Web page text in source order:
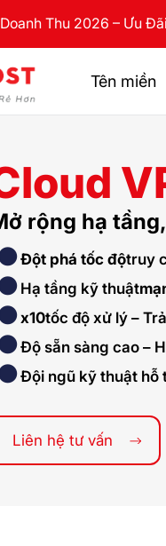
Thu 2026 – Ưu
Tên miền
rộng hạ
Đột phá tốc độtruy
Hạ tầng kỹ thuật
x10tốc độ xử lý –
Độ sẵn sàng cao –
Đội ngũ kỹ thuật hỗ
Liên hệ tư vấn